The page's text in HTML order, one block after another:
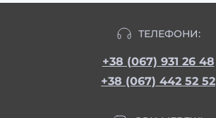
ТЕЛЕФОНИ:
+38 (067) 931 26 48
+38 (067) 442 52 52